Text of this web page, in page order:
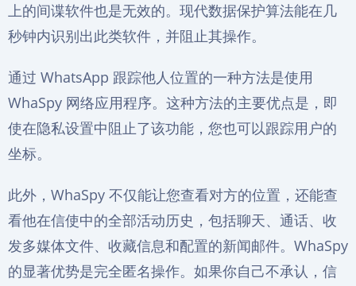
上的间谍软件也是无效的。现代数据保护算法能在几
秒钟内识别出此类软件，并阻止其操作。
通过 WhatsApp 跟踪他人位置的一种方法是使用
WhaSpy 网络应用程序。这种方法的主要优点是，即
使在隐私设置中阻止了该功能，您也可以跟踪用户的
坐标。
此外，WhaSpy 不仅能让您查看对方的位置，还能查
看他在信使中的全部活动历史，包括聊天、通话、收
发多媒体文件、收藏信息和配置的新闻邮件。WhaSpy
的显著优势是完全匿名操作。如果你自己不承认，信